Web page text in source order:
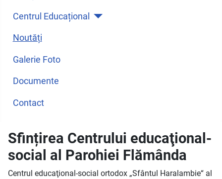
Centrul Educațional
Noutăți
Galerie Foto
Documente
Contact
Sfințirea Centrului educaţional-
social al Parohiei Flămânda
Centrul educaţional-social ortodox „Sfântul Haralambie“ al